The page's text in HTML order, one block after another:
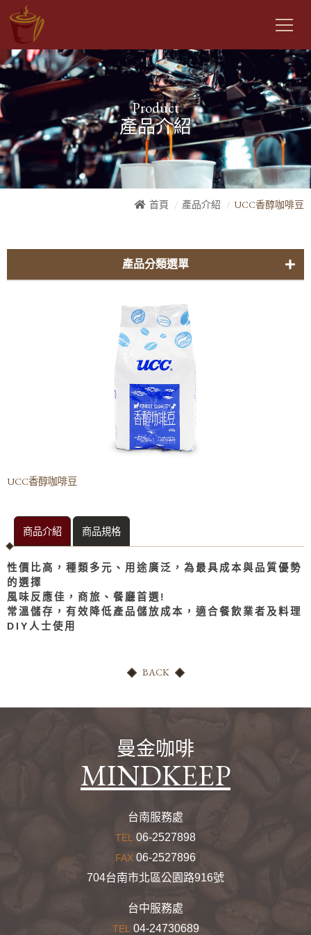
Product
產品介紹
首頁 產品介紹 UCC香醇咖啡豆
產品分類選單
UCC香醇咖啡豆
餐飲專用果醋
茶葉茶包
其他
UCC香醇咖啡豆
商品介紹 商品規格
性價比高，種類多元、用途廣泛，為最具成本與品質優勢
的選擇
風味反應佳，商旅、餐廳首選!
常溫儲存，有效降低產品儲放成本，適合餐飲業者及料理
DIY人士使用
BACK
台南服務處
TEL 06-2527898
FAX 06-2527896
704台南市北區公園路916號
曼金咖啡
MINDKEEP
台中服務處
TEL 04-24730689